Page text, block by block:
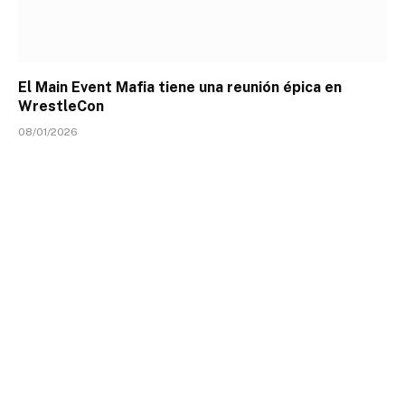
El Main Event Mafia tiene una reunión épica en
WrestleCon
08/01/2026